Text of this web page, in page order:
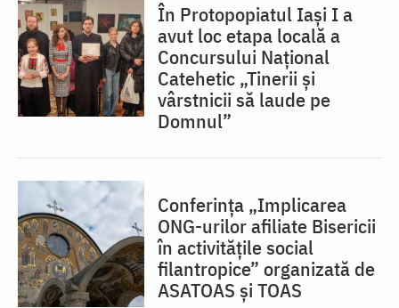
În Protopopiatul Iaşi I a
avut loc etapa locală a
Concursului Naţional
Catehetic „Tinerii și
vârstnicii să laude pe
Domnul”
Conferința „Implicarea
ONG-urilor afiliate Bisericii
în activitățile social
filantropice” organizată de
ASATOAS și TOAS